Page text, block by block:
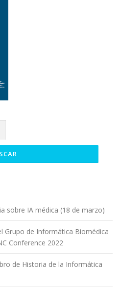
sobre IA médica (18 de marzo)
Grupo de Informática Biomédica
Conference 2022
de Historia de la Informática